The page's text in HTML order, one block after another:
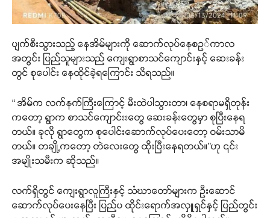
ပျက်စီးသွားသည့် နေအိမ်များကို ဆောက်လုပ်နေစဥ်ကာလ
အတွင်း ပြည်သူများသည် ကျေးရွာစာသင်ကျောင်းနှင့် ဆေးခန်း
တွင် စုပေါင်း နေထိုင်ခဲ့ရကြောင်း သိရသည်။
“ အိမ်က လက်နက်ကြီးကြောင့် မီးထဲပါသွားတာ၊ နေစရာမရှိတုန်း
ကတော့ ရွာက စာသင်ကျောင်းးတွေ ဆေးခန်းတွေမှာ စုပြီးနေရ
တယ်။ ခုလို ရွာတွေက စုပေါင်းဆောက်လုပ်ပေးတော့ ဝမ်းသာမိ
တယ်။ တချို့ကတော့ တဲလေးတွေ ထိုးပြီးနေရတယ်။”ဟု ၎င်း
အမျိုးသမီးက ဆိုသည်။
လက်ရှိတွင် ကျေးရွာလူကြီးနှင့် သံဃာတော်များက ဦးဆောင်
ဆောက်လုပ်ပေးနေပြီး ပြည်ပ ထိုင်းရောက်အလှူရှင်နှင့် ပြည်တွင်း